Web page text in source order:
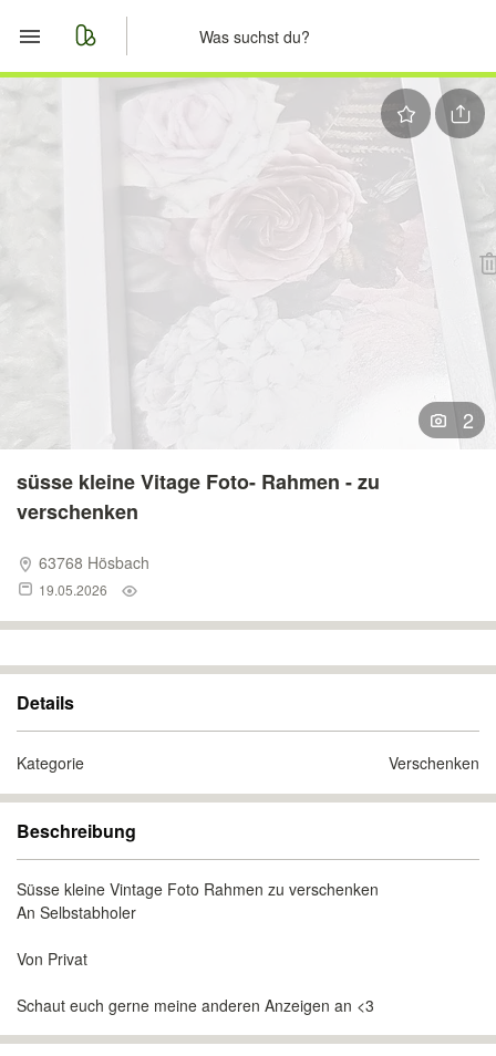
2
süsse kleine Vitage Foto- Rahmen - zu
verschenken
63768 Hösbach
19.05.2026
Details
Kategorie Verschenken
Beschreibung
Süsse kleine Vintage Foto Rahmen zu verschenken
An Selbstabholer
Von Privat
Schaut euch gerne meine anderen Anzeigen an <3